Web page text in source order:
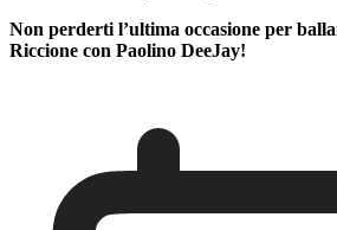
Non perderti l’ultima occasione per
Riccione con Paolino DeeJay!